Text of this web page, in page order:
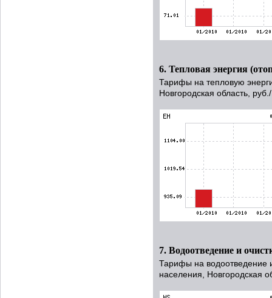
6. Тепловая энергия
Тарифы на тепловую
Новгородская область,
7. Водоотведение и
Тарифы на водоотведение
населения, Новгородская